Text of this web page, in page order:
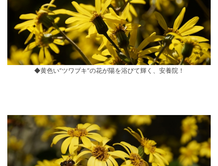
◆黄色い”ツワブキ”の花が陽を浴びて輝く、安養院！